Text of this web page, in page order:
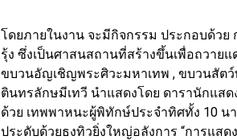
โดยภายในงาน จะมีกิจกรรม ประกอบด้ว
รุ้ง ซึ่งเป็นศาสนสถานที่สร้างขึ้นเพื่อถวาย
ขบวนอัญเชิญพระศิวะมหาเทพ , ขบวนสัต
ตินทรลักษมีเทวี นำแสดงโดย ดารานักแส
ด้วย เทพพาหนะผู้พิทักษ์ประจำทิศทั้ง 10 น
ประดับด้วยธงทิวยิ่งใหญ่อลังการ “การแสด